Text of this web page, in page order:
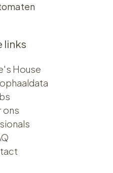
links
House
ons​​